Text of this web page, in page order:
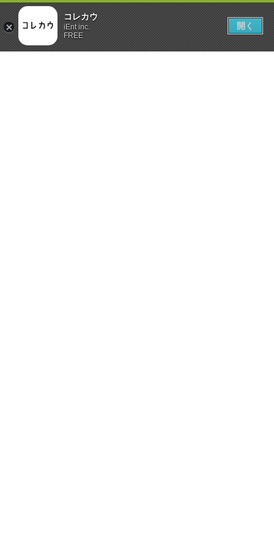
コレカウ
iEnt inc.
FREE
開く